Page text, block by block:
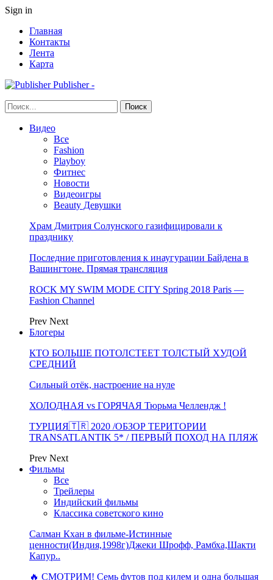
Sign in
Главная
Контакты
Лента
Карта
Publisher -
Видео
Все
Fashion
Playboy
Фитнес
Новости
Видеоигры
Beauty Девушки
Храм Дмитрия Солунского газифицировали к
празднику
Последние приготовления к инаугурации Байдена в
Вашингтоне. Прямая трансляция
ROCK MY SWIM MODE CITY Spring 2018 Paris —
Fashion Channel
Prev Next
Блогеры
КТО БОЛЬШЕ ПОТОЛСТЕЕТ ТОЛСТЫЙ ХУДОЙ
СРЕДНИЙ
Сильный отёк, настроение на нуле
ХОЛОДНАЯ vs ГОРЯЧАЯ Тюрьма Челлендж !
ТУРЦИЯ🇹🇷 2020 /ОБЗОР ТЕРИТОРИИ
TRANSATLANTIK 5* / ПЕРВЫЙ ПОХОД НА ПЛЯЖ
Prev Next
Фильмы
Все
Трейлеры
Индийский фильмы
Классика советского кино
Салман Кхан в фильме-Истинные
ценности(Индия,1998г)Джеки Шрофф, Рамбха,Шакти
Капур..
🔥 СМОТРИМ! Семь футов под килем и одна большая